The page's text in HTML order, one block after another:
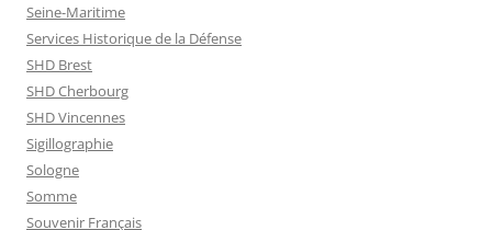
Seine-Maritime
Services Historique de la Défense
SHD Brest
SHD Cherbourg
SHD Vincennes
Sigillographie
Sologne
Somme
Souvenir Français